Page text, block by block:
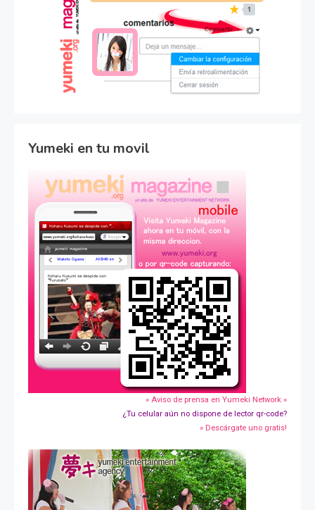
Yumeki en tu movil
» Aviso de prensa en Yumeki Network »
¿Tu celular aún no dispone de lector qr-code?
» Descárgate uno gratis!